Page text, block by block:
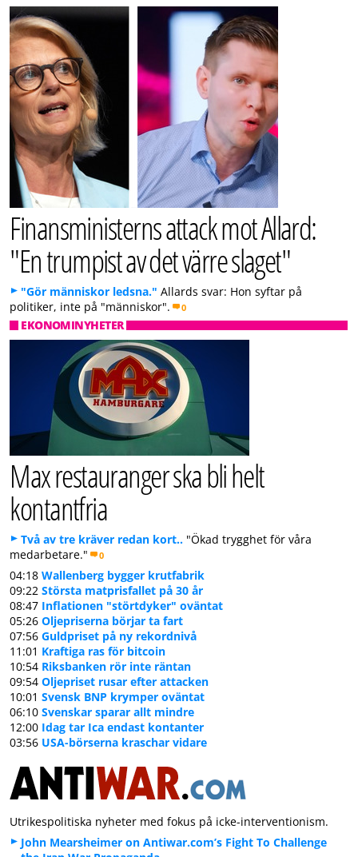
Finansministerns attack mot Allard:
"En trumpist av det värre slaget"
"Gör människor ledsna." Allards svar: Hon syftar på
politiker, inte på "människor".
0
EKONOMINYHETER
Max restauranger ska bli helt
kontantfria
Två av tre kräver redan kort.. "Ökad trygghet för våra
medarbetare."
0
04:18 Wallenberg bygger krutfabrik
09:22 Största matprisfallet på 30 år
08:47 Inflationen "störtdyker" oväntat
05:26 Oljepriserna börjar ta fart
07:56 Guldpriset på ny rekordnivå
11:01 Kraftiga ras för bitcoin
10:54 Riksbanken rör inte räntan
09:54 Oljepriset rusar efter attacken
10:01 Svensk BNP krymper oväntat
06:10 Svenskar sparar allt mindre
12:00 Idag tar Ica endast kontanter
03:56 USA-börserna kraschar vidare
Utrikespolitiska nyheter med fokus på icke-interventionism.
John Mearsheimer on Antiwar.com’s Fight To Challenge